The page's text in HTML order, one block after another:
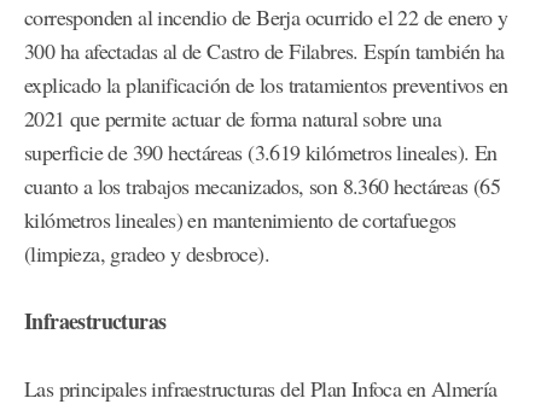
corresponden al incendio de Berja ocurrido el 22 de enero y
300 ha afectadas al de Castro de Filabres. Espín también ha
explicado la planificación de los tratamientos preventivos en
2021 que permite actuar de forma natural sobre una
superficie de 390 hectáreas (3.619 kilómetros lineales). En
cuanto a los trabajos mecanizados, son 8.360 hectáreas (65
kilómetros lineales) en mantenimiento de cortafuegos
(limpieza, gradeo y desbroce).
Infraestructuras
Las principales infraestructuras del Plan Infoca en Almería